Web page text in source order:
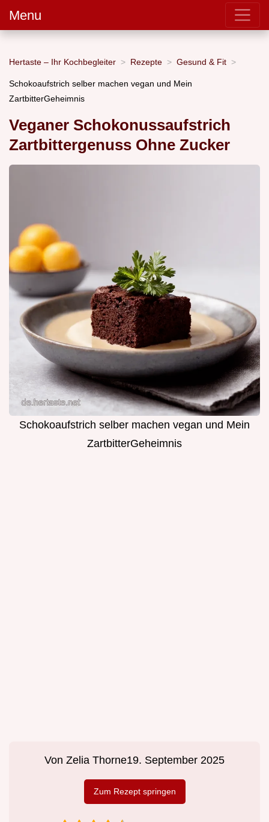
Menu
Hertaste – Ihr Kochbegleiter Rezepte Gesund & Fit
Schokoaufstrich selber machen vegan und Mein
ZartbitterGeheimnis
Veganer Schokonussaufstrich
Zartbittergenuss Ohne Zucker
Schokoaufstrich selber machen vegan und Mein
ZartbitterGeheimnis
Von Zelia Thorne19. September 2025
Zum Rezept springen